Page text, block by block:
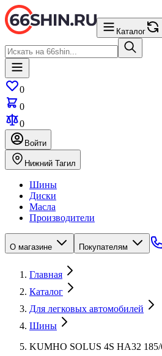
Каталог
0
0
0
Войти
Нижний Тагил
Шины
Диски
Масла
Производители
О магазине Покупателям
Главная
Каталог
Для легковых автомобилей
Шины
KUMHO SOLUS 4S HA32 185/